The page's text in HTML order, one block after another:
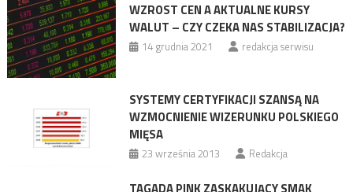
WZROST CEN A AKTUALNE KURSY
WALUT – CZY CZEKA NAS STABILIZACJA?
14 grudnia 2021 redakcja serwisu
SYSTEMY CERTYFIKACJI SZANSĄ NA
WZMOCNIENIE WIZERUNKU POLSKIEGO
MIĘSA
23 września 2013 Redakcja
TAGADA PINK ZASKAKUJĄCY SMAK